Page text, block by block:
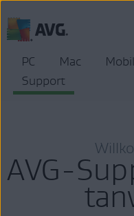
PC Mac Mobil
Support
AVG-